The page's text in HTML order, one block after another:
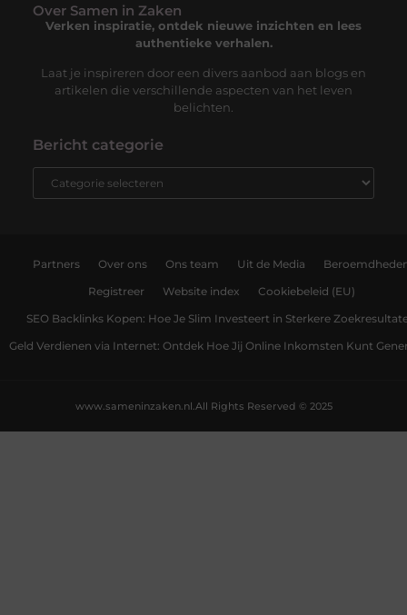
Over Samen in Zaken
Verken inspiratie, ontdek nieuwe inzichten en lees
authentieke verhalen.
Laat je inspireren door een divers aanbod aan blogs en
artikelen die verschillende aspecten van het leven
belichten.
Bericht categorie
Partners Over ons Ons team Uit de Media
Registreer Website index Cookiebeleid (EU)
SEO Backlinks Kopen: Hoe Je Slim Investeert in Sterkere
Geld Verdienen via Internet: Ontdek Hoe Jij Online Inkomsten Kunt
All Rights Reserved © 2025
www.sameninzaken.nl.